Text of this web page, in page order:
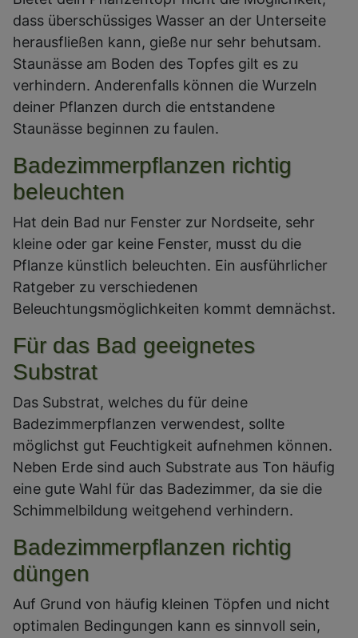
dass überschüssiges Wasser an der Unterseite
herausfließen kann, gieße nur sehr behutsam.
Staunässe am Boden des Topfes gilt es zu
verhindern. Anderenfalls können die Wurzeln
deiner Pflanzen durch die entstandene
Staunässe beginnen zu faulen.
Badezimmerpflanzen richtig
beleuchten
Hat dein Bad nur Fenster zur Nordseite, sehr
kleine oder gar keine Fenster, musst du die
Pflanze künstlich beleuchten. Ein ausführlicher
Ratgeber zu verschiedenen
Beleuchtungsmöglichkeiten kommt demnächst.
Für das Bad geeignetes
Substrat
Das Substrat, welches du für deine
Badezimmerpflanzen verwendest, sollte
möglichst gut Feuchtigkeit aufnehmen können.
Neben Erde sind auch Substrate aus Ton häufig
eine gute Wahl für das Badezimmer, da sie die
Schimmelbildung weitgehend verhindern.
Badezimmerpflanzen richtig
düngen
Auf Grund von häufig kleinen Töpfen und nicht
optimalen Bedingungen kann es sinnvoll sein,